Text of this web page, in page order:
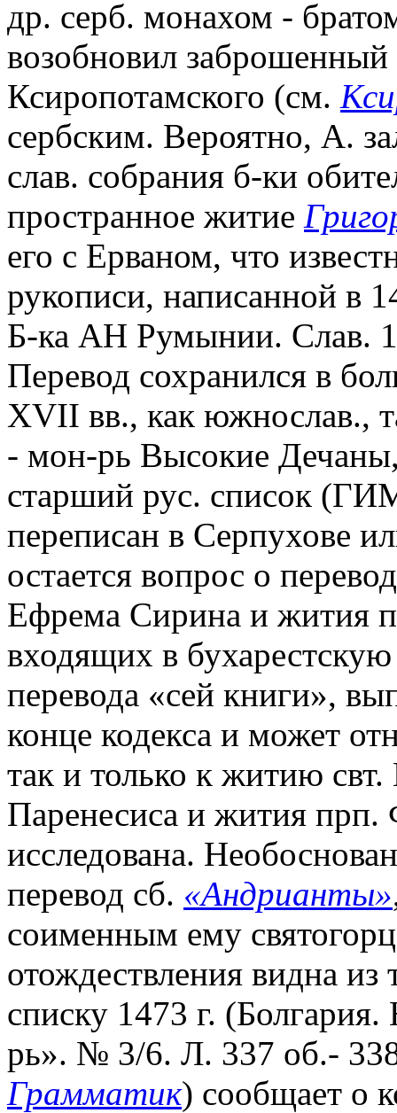
др. серб. монахом -
возобновил
Ксиропотамского (см.
сербским. Вероятно, А.
слав. собрания б-ки
пространное житие
его с Ерваном, что
рукописи, написанной в
Б-ка АН Румынии. Слав.
Перевод сохранился в
XVII вв., как южнослав.,
- мон-рь Высокие
старший рус. список
переписан в Серпухове
остается вопрос о
Ефрема Сирина и жития
входящих в
перевода «сей книги»,
конце кодекса и может
так и только к житию свт.
Паренесиса и жития прп.
исследована.
перевод сб. «Андрианты»
соименным ему
отождествления видна из
списку 1473 г.
рь». № 3/6. Л. 337 об.-
Грамматик) сообщает о